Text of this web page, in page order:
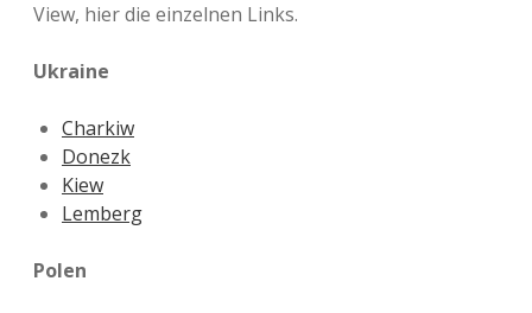
View, hier die einzelnen Links.
Ukraine
Charkiw
Donezk
Kiew
Lemberg
Polen